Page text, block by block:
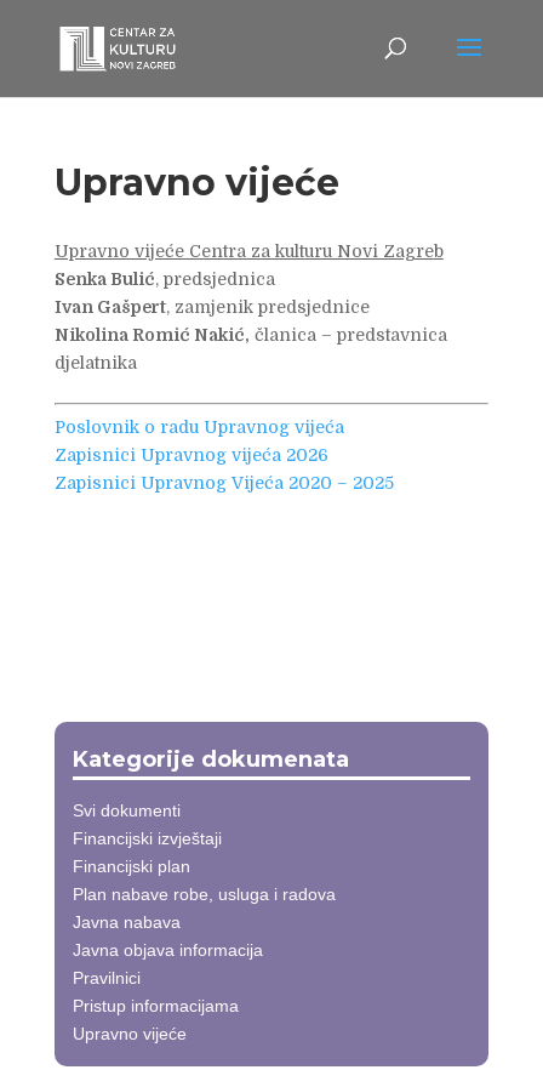
Upravno vijeće
Upravno vijeće Centra za kulturu Novi Zagreb
Senka Bulić, predsjednica
Ivan Gašpert, zamjenik predsjednice
Nikolina Romić Nakić, članica – predstavnica
djelatnika
Poslovnik o radu Upravnog vijeća
Zapisnici Upravnog vijeća 2026
Zapisnici Upravnog Vijeća 2020 – 2025
Kategorije dokumenata
Svi dokumenti
Financijski izvještaji
Financijski plan
Plan nabave robe, usluga i radova
Javna nabava
Javna objava informacija
Pravilnici
Pristup informacijama
Upravno vijeće